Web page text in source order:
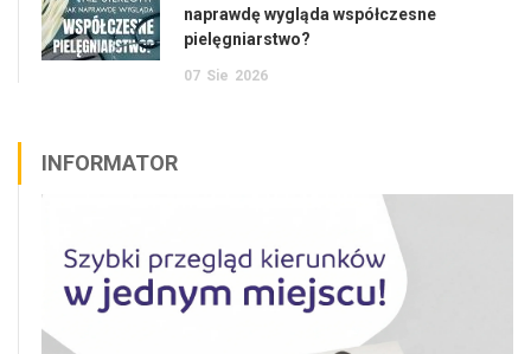
naprawdę wygląda współczesne
pielęgniarstwo?
07 Sie 2026
INFORMATOR